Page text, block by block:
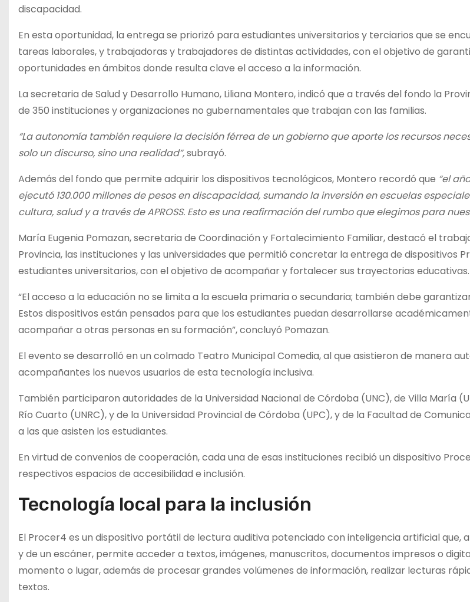
discapacidad.
En esta oportunidad, la entrega se priorizó para estudiantes universitarios y terciarios que se
tareas laborales, y trabajadoras y trabajadores de distintas actividades, con el objetivo de
oportunidades en ámbitos donde resulta clave el acceso a la información.
La secretaria de Salud y Desarrollo Humano, Liliana Montero, indicó que a través del fondo la
de 350 instituciones y organizaciones no gubernamentales que trabajan con las familias.
“La autonomía también requiere la decisión férrea de un gobierno que aporte los recursos
solo un discurso, sino una realidad”,subrayó.
Además del fondo que permite adquirir los dispositivos tecnológicos, Montero recordó que “el
ejecutó 130.000 millones de pesos en discapacidad, sumando la inversión en escuelas
cultura, salud y a través de APROSS. Esto es una reafirmación del rumbo que elegimos para
María Eugenia Pomazan, secretaria de Coordinación y Fortalecimiento Familiar, destacó el
Provincia, las instituciones y las universidades que permitió concretar la entrega de dispositivos
estudiantes universitarios, con el objetivo de acompañar y fortalecer sus trayectorias educativas.
“El acceso a la educación no se limita a la escuela primaria o secundaria; también debe
Estos dispositivos están pensados para que los estudiantes puedan desarrollarse
acompañar a otras personas en su formación”, concluyó Pomazan.
El evento se desarrolló en un colmado Teatro Municipal Comedia, al que asistieron de manera
acompañantes los nuevos usuarios de esta tecnología inclusiva.
También participaron autoridades de la Universidad Nacional de Córdoba (UNC), de Villa María
Río Cuarto (UNRC), y de la Universidad Provincial de Córdoba (UPC), y de la Facultad de
a las que asisten los estudiantes.
En virtud de convenios de cooperación, cada una de esas instituciones recibió un dispositivo
respectivos espacios de accesibilidad e inclusión.
Tecnología local para la inclusión
El Procer4 es un dispositivo portátil de lectura auditiva potenciado con inteligencia artificial que,
y de un escáner, permite acceder a textos, imágenes, manuscritos, documentos impresos o
momento o lugar, además de procesar grandes volúmenes de información, realizar lecturas
textos.